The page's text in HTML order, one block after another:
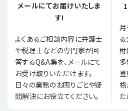
メールにてお届けいたしま
す!
よくあるご相談内容に弁護士
や税理士などの専門家が回
答するQ&A集を、メールにて
お受け取りいただけます。
日々の業務のお困りごとや疑
問解決にお役立てください。
る
登
た